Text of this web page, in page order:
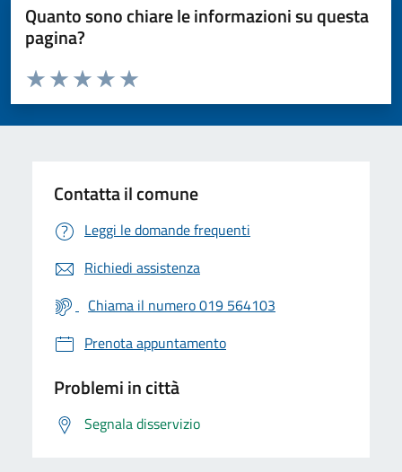
Quanto sono chiare le informazioni su questa
pagina?
Valuta da 1 a 5 stelle la pagina
Valuta 5 stelle su 5
Valuta 4 stelle su 5
Valuta 3 stelle su 5
Valuta 2 stelle su 5
Valuta 1 stelle su 5
Contatta il comune
Leggi le domande frequenti
Richiedi assistenza
Chiama il numero 019 564103
Prenota appuntamento
Problemi in città
Segnala disservizio